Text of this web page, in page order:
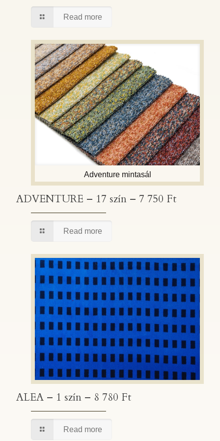
Read more
ADVENTURE – 17 szín – 7 750 Ft
Adventure mintasál
ADVENTURE – 17 szín – 7 750 Ft
Read more
ALEA – 1 szín – 8 780 Ft
ALEA – 1 szín – 8 780 Ft
Read more